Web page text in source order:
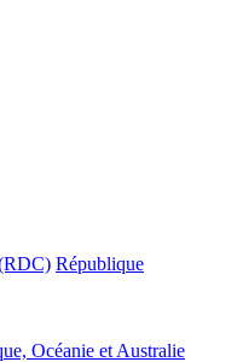
République
Océanie et Australie